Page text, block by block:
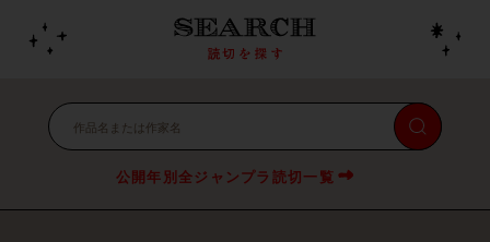
公開年別全ジャンプラ読切一覧